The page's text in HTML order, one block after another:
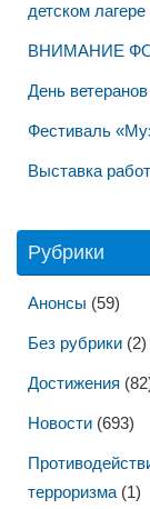
детском
ВНИМАНИЕ
День
Фестиваль
Выставка
Рубрики
Анонсы (59)
Без рубрики (2)
Достижения
Новости (693)
терроризма (1)